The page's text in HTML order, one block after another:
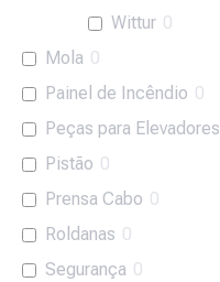
Wittur 0
Mola 0
Painel de Incêndio 0
Peças para Elevadores
Pistão 0
Prensa Cabo 0
Roldanas 0
Segurança 0